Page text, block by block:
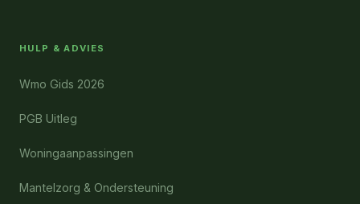
HULP & ADVIES
Wmo Gids 2026
PGB Uitleg
Woningaanpassingen
Mantelzorg & Ondersteuning